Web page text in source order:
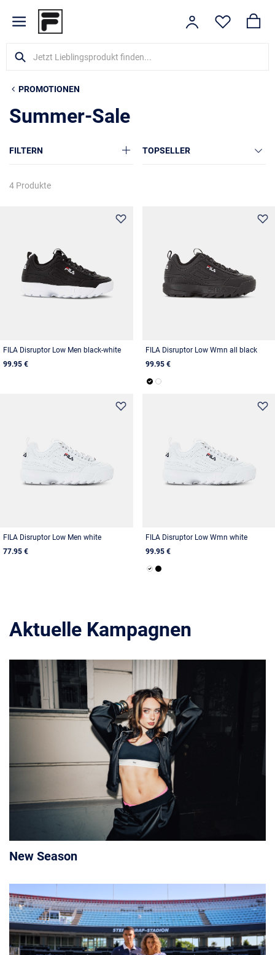
PROMOTIONEN
Summer-Sale
FILTERN TOPSELLER
4 Produkte
FILA Disruptor Low Men black-white
99.95 €
FILA Disruptor Low Wmn all black
99.95 €
FILA Disruptor Low Men white
77.95 €
FILA Disruptor Low Wmn white
99.95 €
Aktuelle Kampagnen
New Season